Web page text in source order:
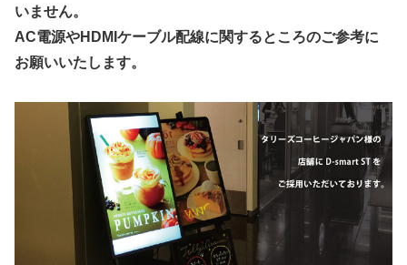
いません。
AC電源やHDMIケーブル配線に関するところのご参考に
お願いいたします。